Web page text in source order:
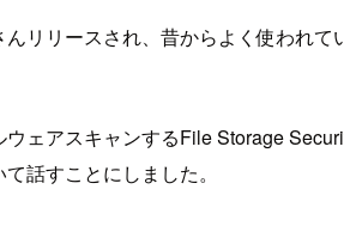
リリースされ、昔からよく使われ
ェアスキャンするFile Storage
話すことにしました。